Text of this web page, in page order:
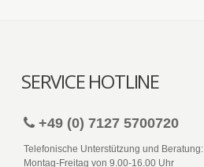
SERVICE HOTLINE
+49 (0) 7127 5700720
Telefonische Unterstützung und Beratung:
Montag-Freitag von 9.00-16.00 Uhr